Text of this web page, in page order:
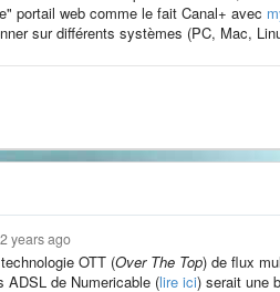
portail web comme le fait Canal+ avec
sur différents systèmes (PC, Mac,
years ago
OTT (Over The Top) de flux
ADSL de Numericable (lire ici) serait une